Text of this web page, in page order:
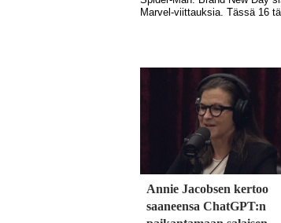
Annie Jacobsen kertoo
saaneensa ChatGPT:n